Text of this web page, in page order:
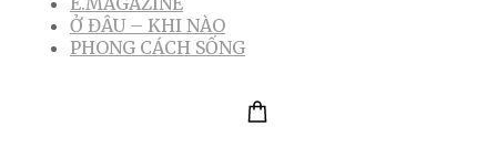
Ở ĐÂU – KHI NÀO
PHONG CÁCH SỐNG